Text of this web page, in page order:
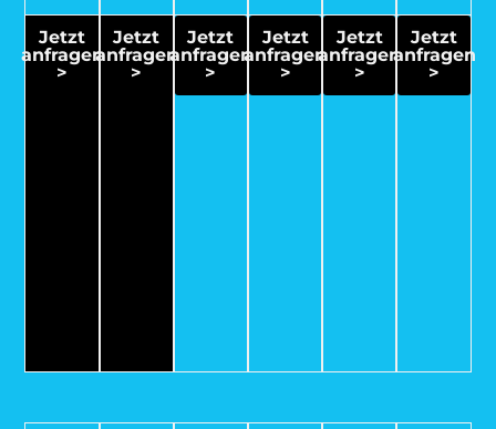
Jetzt
anfragen
>
Jetzt
anfragen
>
Jetzt
anfragen
>
Jetzt
anfragen
>
Jetzt
anfragen
>
Jetzt
anfragen
>